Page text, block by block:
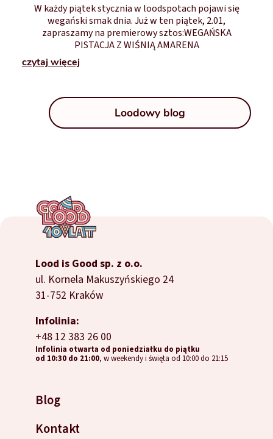
W każdy piątek stycznia w loodspotach pojawi się
wegański smak dnia. Już w ten piątek, 2.01,
zapraszamy na premierowy sztos:WEGAŃSKA
PISTACJA Z WIŚNIĄ AMARENA
czytaj więcej
Loodowy blog
Lood is Good sp. z o.o.
ul. Kornela Makuszyńskiego 24
31-752 Kraków
Infolinia:
+48 12 383 26 00
Infolinia otwarta od poniedziałku do piątku
od 10:30 do 21:00, w weekendy i święta od 10:00 do 21:15
Blog
Kontakt